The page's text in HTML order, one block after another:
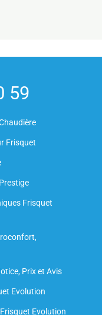
59
Frisquet
Frisquet
Prix et Avis
Evolution
Evolution​